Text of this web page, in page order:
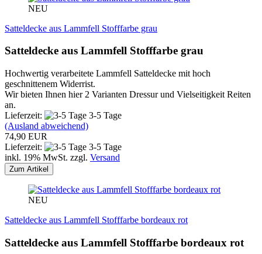
NEU
Satteldecke aus Lammfell Stofffarbe grau
Satteldecke aus Lammfell Stofffarbe grau
Hochwertig verarbeitete Lammfell Satteldecke mit hoch
geschnittenem Widerrist.
Wir bieten Ihnen hier 2 Varianten Dressur und Vielseitigkeit Reiten
an.
Lieferzeit:
3-5 Tage
(Ausland abweichend)
74,90 EUR
Lieferzeit:
3-5 Tage
inkl. 19% MwSt. zzgl. Versand
Zum Artikel
NEU
Satteldecke aus Lammfell Stofffarbe bordeaux rot
Satteldecke aus Lammfell Stofffarbe bordeaux rot